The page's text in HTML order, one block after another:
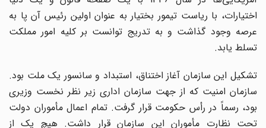
اختیارات، با ریاست تیمور بختیار به عنوان اولین رئیس آن پا به
عرصه وجود گذاشت و به تدریج توانست بر کلیه امور مملکت
تسلط یابد.
تشکیل این سازمان آغاز اختناق، استبداد و سانسور یک ملت بود.
سازمان امنیت که از جهت سازمان اداری زیر نظر نخست وزیری
بود، رسماً در رأس حکومت قرار گرفت. تمام اعمال مأموران دولت
تحت نظارت مأموران این سازمان قرار داشت. هیچ یک از